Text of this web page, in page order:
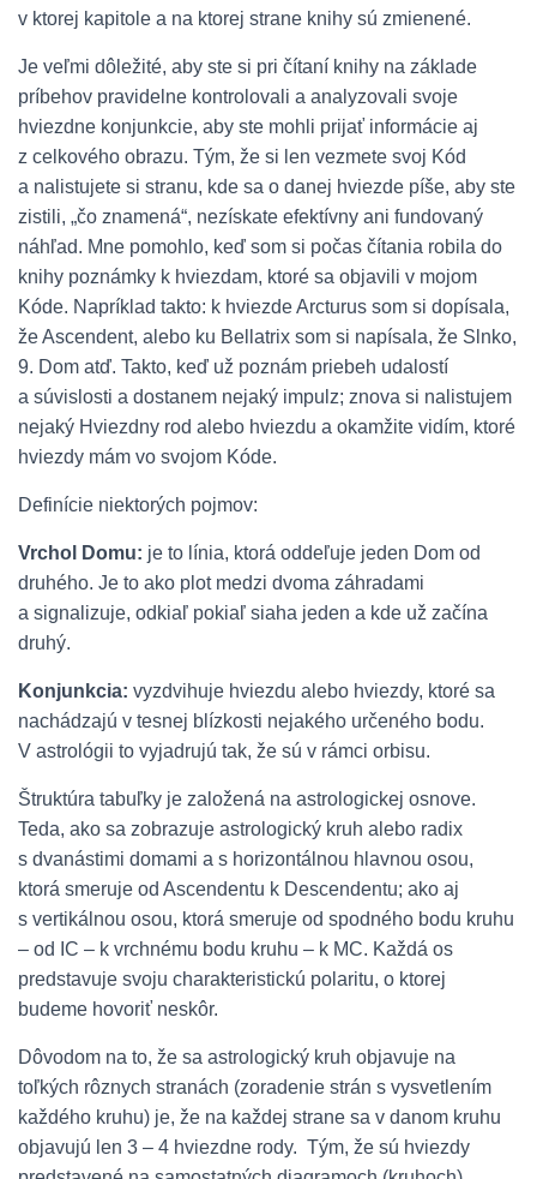
v ktorej kapitole a na ktorej strane knihy sú zmienené.
Je veľmi dôležité, aby ste si pri čítaní knihy na základe
príbehov pravidelne kontrolovali a analyzovali svoje
hviezdne konjunkcie, aby ste mohli prijať informácie aj
z celkového obrazu. Tým, že si len vezmete svoj Kód
a nalistujete si stranu, kde sa o danej hviezde píše, aby ste
zistili, „čo znamená“, nezískate efektívny ani fundovaný
náhľad. Mne pomohlo, keď som si počas čítania robila do
knihy poznámky k hviezdam, ktoré sa objavili v mojom
Kóde. Napríklad takto: k hviezde Arcturus som si dopísala,
že Ascendent, alebo ku Bellatrix som si napísala, že Slnko,
9. Dom atď. Takto, keď už poznám priebeh udalostí
a súvislosti a dostanem nejaký impulz; znova si nalistujem
nejaký Hviezdny rod alebo hviezdu a okamžite vidím, ktoré
hviezdy mám vo svojom Kóde.
Definície niektorých pojmov:
Vrchol Domu: je to línia, ktorá oddeľuje jeden Dom od
druhého. Je to ako plot medzi dvoma záhradami
a signalizuje, odkiaľ pokiaľ siaha jeden a kde už začína
druhý.
Konjunkcia: vyzdvihuje hviezdu alebo hviezdy, ktoré sa
nachádzajú v tesnej blízkosti nejakého určeného bodu.
V astrológii to vyjadrujú tak, že sú v rámci orbisu.
Štruktúra tabuľky je založená na astrologickej osnove.
Teda, ako sa zobrazuje astrologický kruh alebo radix
s dvanástimi domami a s horizontálnou hlavnou osou,
ktorá smeruje od Ascendentu k Descendentu; ako aj
s vertikálnou osou, ktorá smeruje od spodného bodu kruhu
– od IC – k vrchnému bodu kruhu – k MC. Každá os
predstavuje svoju charakteristickú polaritu, o ktorej
budeme hovoriť neskôr.
Dôvodom na to, že sa astrologický kruh objavuje na
toľkých rôznych stranách (zoradenie strán s vysvetlením
každého kruhu) je, že na každej strane sa v danom kruhu
objavujú len 3 – 4 hviezdne rody. Tým, že sú hviezdy